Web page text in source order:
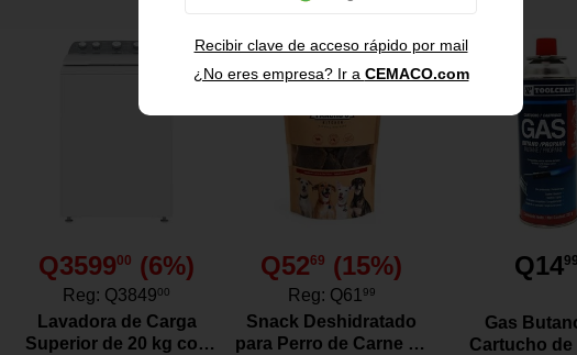
Recibir clave de acceso rápido por mail
¿No eres empresa? Ir a CEMACO.com
instalación sin herramientas: basta con
liso que se adapta visualmente a
recortable y apto para interiores o
protegidos.
y Flexible
Q359900 (6%)
Reg: Q384900
Lavadora de Carga
Superior de 20 kg con
Q5269 (15%)
Reg: Q61 99
Snack Deshidratado
para Perro de Carne de
Q14
Gas
Cartucho de